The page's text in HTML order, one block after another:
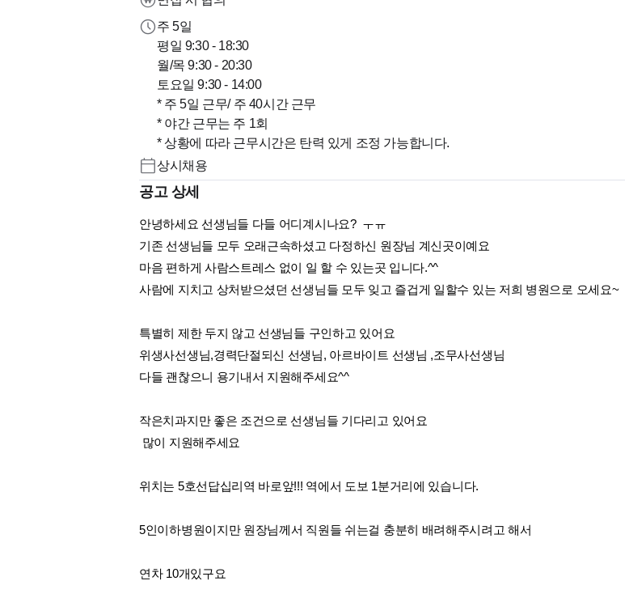
주 5일
평일 9:30 - 18:30
월/목 9:30 - 20:30
토요일 9:30 - 14:00
* 주 5일 근무/ 주 40시간 근무
* 야간 근무는 주 1회
* 상황에 따라 근무시간은 탄력 있게 조정 가능합니다.
상시채용
공고 상세
안녕하세요 선생님들 다들 어디계시나요? ㅜㅠ
기존 선생님들 모두 오래근속하셨고 다정하신 원장님 계신곳이예요
마음 편하게 사람스트레스 없이 일 할 수 있는곳 입니다.^^
사람에 지치고 상처받으셨던 선생님들 모두 잊고 즐겁게 일할수 있는 저희 병원으로 오세요~
특별히 제한 두지 않고 선생님들 구인하고 있어요
위생사선생님,경력단절되신 선생님, 아르바이트 선생님 ,조무사선생님
다들 괜찮으니 용기내서 지원해주세요^^
작은치과지만 좋은 조건으로 선생님들 기다리고 있어요
많이 지원해주세요
위치는 5호선답십리역 바로앞!!! 역에서 도보 1분거리에 있습니다.
5인이하병원이지만 원장님께서 직원들 쉬는걸 충분히 배려해주시려고 해서
연차 10개있구요